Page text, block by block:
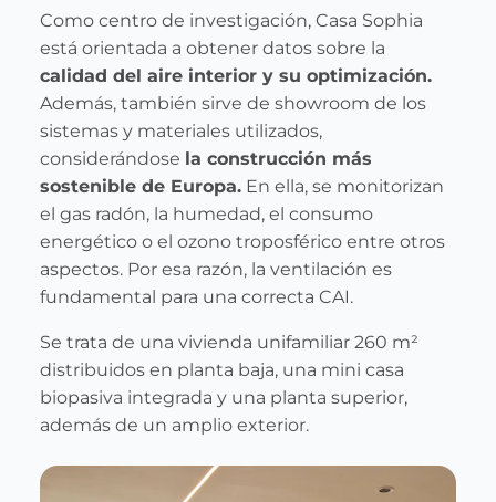
Como centro de investigación, Casa Sophia
está orientada a obtener datos sobre la
calidad del aire interior y su optimización.
Además, también sirve de showroom de los
sistemas y materiales utilizados,
considerándose la construcción más
sostenible de Europa. En ella, se monitorizan
el gas radón, la humedad, el consumo
energético o el ozono troposférico entre otros
aspectos. Por esa razón, la ventilación es
fundamental para una correcta CAI.
Se trata de una vivienda unifamiliar 260 m²
distribuidos en planta baja, una mini casa
biopasiva integrada y una planta superior,
además de un amplio exterior.